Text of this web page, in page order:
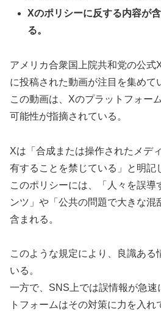
Xのポリシーに反する内容が
る。
アメリカ合衆国上院共和党の公式
に投稿された動画が注目を集めて
この動画は、Xのプラットフォー
可能性が指摘されている。
Xは「合成または操作されたメデ
有することを禁じている」と明記
このポリシーには、「人々を誤導
ンツ」や「公共の問題で大きな混
含まれる。
このような規定により、良識ある
いる。
一方で、SNS上では誤情報が急速
トフォームはその対策に力を入れ